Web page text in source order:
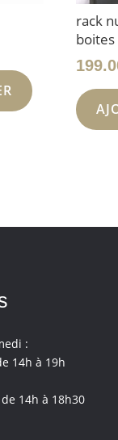
rack
boites
:
14h à 19h
14h à 18h30